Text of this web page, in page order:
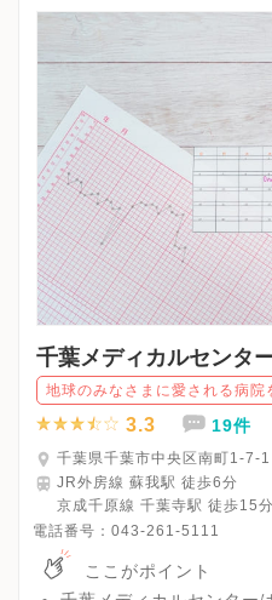
千葉メディカルセンタ
地球のみなさまに愛される病院
3.3 19件
千葉県千葉市中央区南町1-7-1
JR外房線 蘇我駅 徒歩6分
京成千原線 千葉寺駅 徒歩15分
電話番号： 043-261-5111
ここがポイント